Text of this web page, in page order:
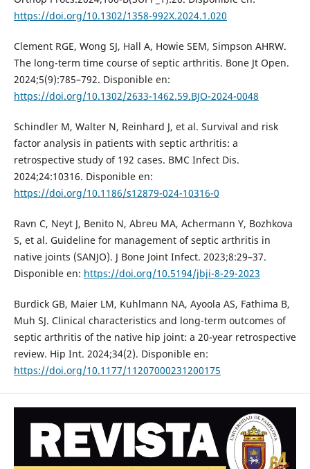
https://doi.org/10.1302/1358-992X.2024.1.020
Clement RGE, Wong SJ, Hall A, Howie SEM, Simpson AHRW.
The long-term time course of septic arthritis. Bone Jt Open.
2024;5(9):785–792. Disponible en:
https://doi.org/10.1302/2633-1462.59.BJO-2024-0048
Schindler M, Walter N, Reinhard J, et al. Survival and risk
factor analysis in patients with septic arthritis: a
retrospective study of 192 cases. BMC Infect Dis.
2024;24:10316. Disponible en:
https://doi.org/10.1186/s12879-024-10316-0
Ravn C, Neyt J, Benito N, Abreu MA, Achermann Y, Bozhkova
S, et al. Guideline for management of septic arthritis in
native joints (SANJO). J Bone Joint Infect. 2023;8:29–37.
Disponible en: https://doi.org/10.5194/jbji-8-29-2023
Burdick GB, Maier LM, Kuhlmann NA, Ayoola AS, Fathima B,
Muh SJ. Clinical characteristics and long-term outcomes of
septic arthritis of the native hip joint: a 20-year retrospective
review. Hip Int. 2024;34(2). Disponible en:
https://doi.org/10.1177/11207000231200175